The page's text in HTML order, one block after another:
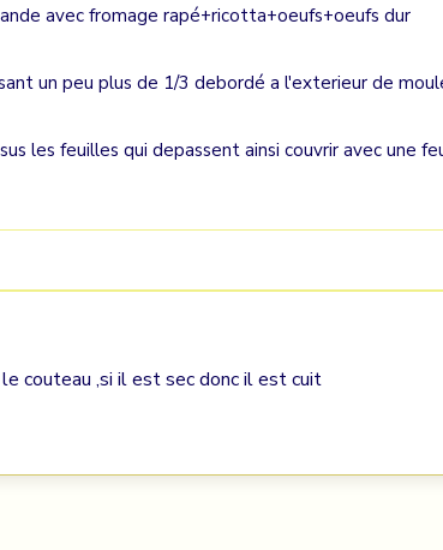
avec fromage rapé+ricotta+oeufs+oeufs dur
un peu plus de 1/3 debordé a l'exterieur de
les feuilles qui depassent ainsi couvrir avec une
couteau ,si il est sec donc il est cuit